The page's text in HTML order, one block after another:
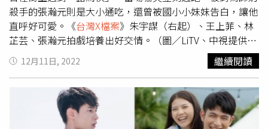
期望《台灣X檔案》的故事有機會延續，「我很沉浸在李威
這個角色，愛恨個性很強烈，很喜歡這種個性鮮明的角色，
私心希望故事可以朝電影版發展。」新的一年，羅平期許工
作更穩定，被問到是否計畫幫女兒添個玩伴，羅平透露:
「我蠻希望的啊，如果有個兒子能陪自己打棒球，那會很過
癮！」羅平與劉書宏、楊雅筑精彩對戲的《台灣X檔案》每
週一至週五晚間8點在中視、中天娛樂台播出。 羅平與劉書
宏的對戲激盪出火花。（圖／中視提供）
殺手的張瀚元則是大小通吃，還曾被國小小妹妹告白，讓他
直呼好可愛。《台灣X檔案》朱宇謀（右起）、王上菲、林
芷芸、張瀚元拍戲培養出好交情。（圖／LiTV、中視提供）
飾演數字天才、油嘴滑舌愛撩妹「帥葛亮警官」的朱宇謀，
被公認是劇中的「胸肌擔當」，現實生活中也有著燦爛無比
的爆棚自信，被問到如果有女生主動搭訕，是否會接受時，
他豪氣的答：「如果女生主動，還是要看她的條件啦！不然
每個都主動我怎麼應付得來…。」話沒講完，馬上就被隊友
狂虧「你以為你真的很多人愛嗎？」、「真的是你想多
12月11日, 2022 繼續閱讀